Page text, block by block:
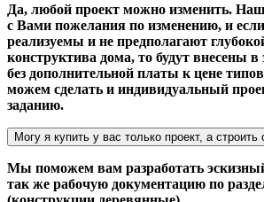
Да, любой проект можно изменить.
с Вами пожелания по изменению, и
реализуемы и не предполагают
конструктива дома, то будут внесены
без дополнительной платы к цене
можем сделать и индивидуальный
заданию.
Могу я купить у вас только проект, а
Мы поможем вам разработать
так же рабочую документацию по